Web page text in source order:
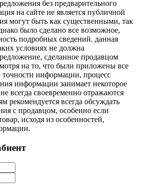
без предварительного
на сайте не является публичной
могут быть как существенными, так
было сделано все возможное,
подробных сведений. данная
условиях не должна
сделанное продавцом
на то, что были приложены все
информации, процесс
информации занимает некоторое
всегда своевременно отражаются
рекомендуется всегда обсуждать
с продавцом, особенно если
исходя из особенностей,